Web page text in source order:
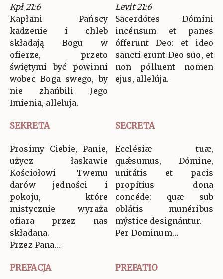
Kpł 21:6
Kapłani Pańscy
kadzenie i chleb
składają Bogu w
ofierze, przeto
świętymi być powinni
wobec Boga swego, by
nie zhańbili Jego
Imienia, alleluja.
Levit 21:6
Sacerdótes Dómini
incénsum et panes
ófferunt Deo: et ideo
sancti erunt Deo suo, et
non pólluent nomen
ejus, allelúja.
SEKRETA SECRETA
Prosimy Ciebie, Panie,
użycz łaskawie
Kościołowi Twemu
darów jedności i
pokoju, które
mistycznie wyraża
ofiara przez nas
składana.
Przez Pana…
Ecclésiæ tuæ,
quǽsumus, Dómine,
unitátis et pacis
propítius dona
concéde: quæ sub
oblátis munéribus
mýstice designántur.
Per Dominum…
PREFACJA PREFATIO